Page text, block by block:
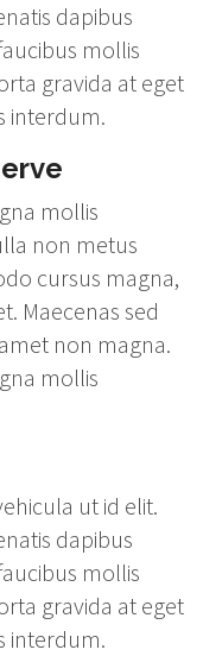
dapibus
mollis
gravida at eget
interdum.
mollis
non metus
cursus magna,
Maecenas sed
non magna.
mollis
ut id elit.
dapibus
mollis
gravida at eget
interdum.